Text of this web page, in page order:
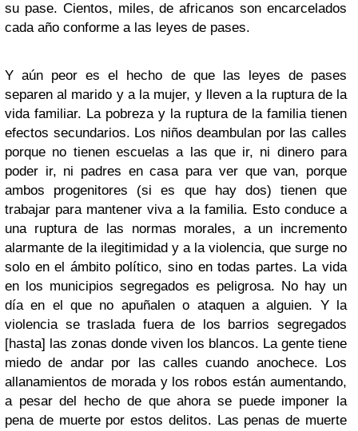
su pase. Cientos, miles, de africanos son encarcelados
cada año conforme a las leyes de pases.
Y aún peor es el hecho de que las leyes de pases
separen al marido y a la mujer, y lleven a la ruptura de la
vida familiar. La pobreza y la ruptura de la familia tienen
efectos secundarios. Los niños deambulan por las calles
porque no tienen escuelas a las que ir, ni dinero para
poder ir, ni padres en casa para ver que van, porque
ambos progenitores (si es que hay dos) tienen que
trabajar para mantener viva a la familia. Esto conduce a
una ruptura de las normas morales, a un incremento
alarmante de la ilegitimidad y a la violencia, que surge no
solo en el ámbito político, sino en todas partes. La vida
en los municipios segregados es peligrosa. No hay un
día en el que no apuñalen o ataquen a alguien. Y la
violencia se traslada fuera de los barrios segregados
[hasta] las zonas donde viven los blancos. La gente tiene
miedo de andar por las calles cuando anochece. Los
allanamientos de morada y los robos están aumentando,
a pesar del hecho de que ahora se puede imponer la
pena de muerte por estos delitos. Las penas de muerte